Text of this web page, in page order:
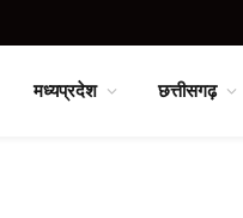
मध्यप्रदेश छत्तीसगढ़